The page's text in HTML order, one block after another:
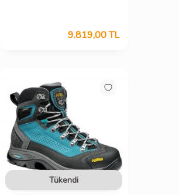
9.819,00TL
Tükendi